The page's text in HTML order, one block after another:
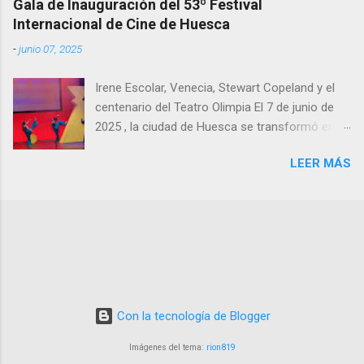
mercados europeos clave como Francia y
Gala de Inauguración del 53º Festival
Internacional de Cine de Huesca
-junio 07, 2025
Irene Escolar, Venecia, Stewart Copeland y el
centenario del Teatro Olimpia El 7 de junio de
2025 , la ciudad de Huesca se transformó en
inauguración de la 53ª edición del Festival
homenaje al Festival Internacional de Cine de
Venecia , país invitado y receptor del
LEER MÁS
Con la tecnología de Blogger
Imágenes del tema: rion819